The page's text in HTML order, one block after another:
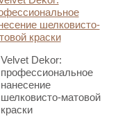
Velvet Dekor:
профессиональное
нанесение
шелковисто-матовой
краски